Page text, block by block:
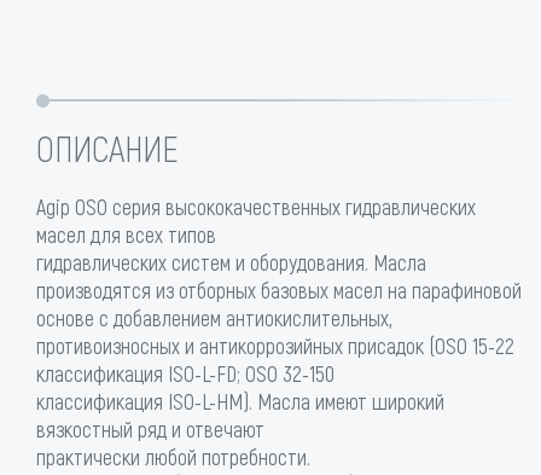
ОПИСАНИЕ
Agip OSO серия высококачественных гидравлических
масел для всех типов
гидравлических систем и оборудования. Масла
производятся из отборных базовых масел на парафиновой
основе с добавлением антиокислительных,
противоизносных и антикоррозийных присадок (OSO 15-22
классификация ISO-L-FD; OSO 32-150
классификация ISO-L-HM). Масла имеют широкий
вязкостный ряд и отвечают
практически любой потребности.